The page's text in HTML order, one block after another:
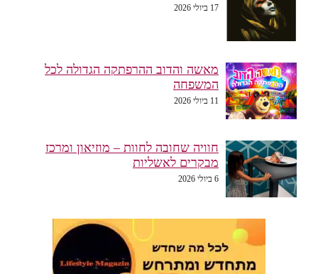
מאשה והדוב ההרפתקה הגדולה לכל
המשפחה
11 ביולי 2026
חוויה שחובה לחוות – מוזיאון ומרכז
מבקרים לאשליות
6 ביולי 2026